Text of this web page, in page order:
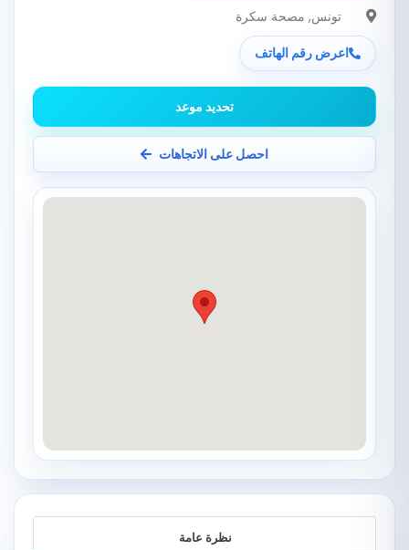
تونس, مصحة سكرة
اعرض رقم الهاتف
تحديد موعد
احصل على الاتجاهات
نظرة عامة